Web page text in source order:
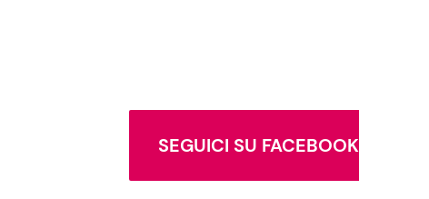
SEGUICI SU FACEBOOK